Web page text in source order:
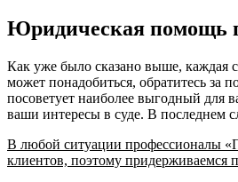
Юридическая помощь
Как уже было сказано выше, каждая
может понадобиться, обратитесь за
посоветует наиболее выгодный для
ваши интересы в суде. В последнем
В любой ситуации профессионалы
клиентов, поэтому